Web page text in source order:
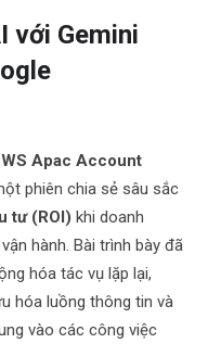
với Gemini
Apac Account
phiên chia sẻ sâu sắc
tư (ROI) khi doanh
hành. Bài trình bày đã
hóa tác vụ lặp lại,
hóa luồng thông tin và
vào các công việc